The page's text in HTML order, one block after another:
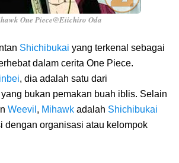
One Piece@Eiichiro Oda
Shichibukai yang terkenal sebagai
dalam cerita One Piece.
, dia adalah satu dari
yang bukan pemakan buah iblis. Selain
Weevil , Mihawk adalah Shichibukai
dengan organisasi atau kelompok